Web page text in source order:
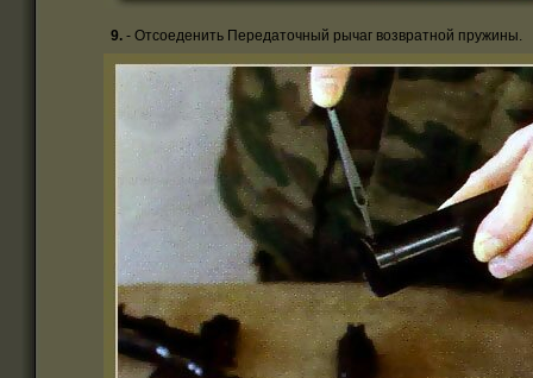
9. - Отсоеденить Передаточный рычаг возвратной пружины.